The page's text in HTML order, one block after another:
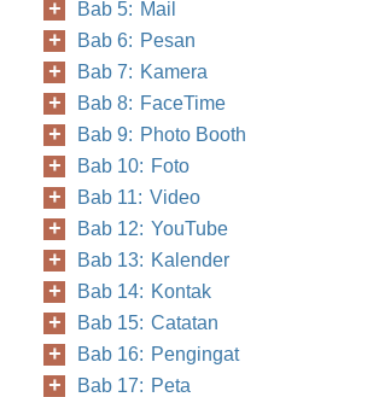
Bab 5: Mail
Bab 6: Pesan
Bab 7: Kamera
Bab 8: FaceTime
Bab 9: Photo Booth
Bab 10: Foto
Bab 11: Video
Bab 12: YouTube
Bab 13: Kalender
Bab 14: Kontak
Bab 15: Catatan
Bab 16: Pengingat
Bab 17: Peta